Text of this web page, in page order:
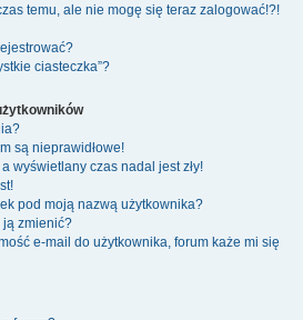
temu, ale nie mogę się teraz zalogować!?!
ciasteczka”?
są nieprawidłowe!
wyświetlany czas nadal jest zły!
pod moją nazwą użytkownika?
ją zmienić?
e-mail do użytkownika, forum każe mi się